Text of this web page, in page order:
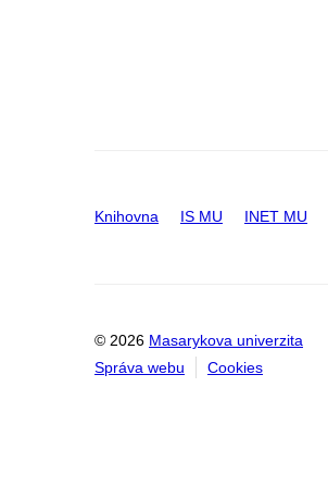
Knihovna IS MU INET MU
© 2026 Masarykova univerzita
Správa webu
Cookies